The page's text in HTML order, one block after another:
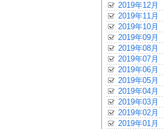
2019年12月
2019年11月
2019年10月
2019年09月
2019年08月
2019年07月
2019年06月
2019年05月
2019年04月
2019年03月
2019年02月
2019年01月